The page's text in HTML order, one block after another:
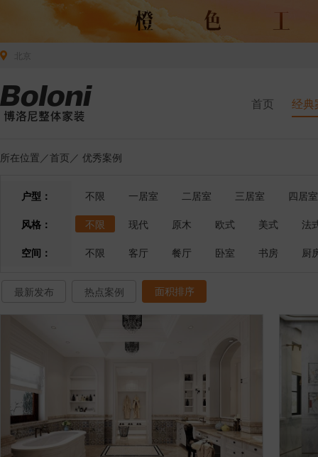
首页 经典
所在位置／首页 ／ 优秀案例
户型： 不限 一居室 二居室 三居室
四居室
风格：
不限 现代 原木 欧式 美式
法
空间：
不限 客厅 餐厅 卧室 书房 厨
最新发布 热点案例 面积排序